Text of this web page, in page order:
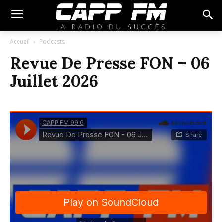
Accueil Podcasts
Revue De Presse FON – 06
Juillet 2026